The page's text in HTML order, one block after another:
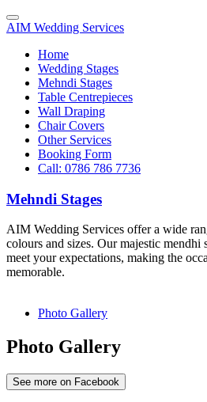
AIM Wedding Services
Home
Wedding Stages
Mehndi Stages
Table Centrepieces
Wall Draping
Chair Covers
Other Services
Booking Form
Call: 0786 786 7736
Mehndi Stages
AIM Wedding Services offer a wide
colours and sizes. Our majestic mendhi
meet your expectations, making the
memorable.
Photo Gallery
Photo Gallery
See more on Facebook